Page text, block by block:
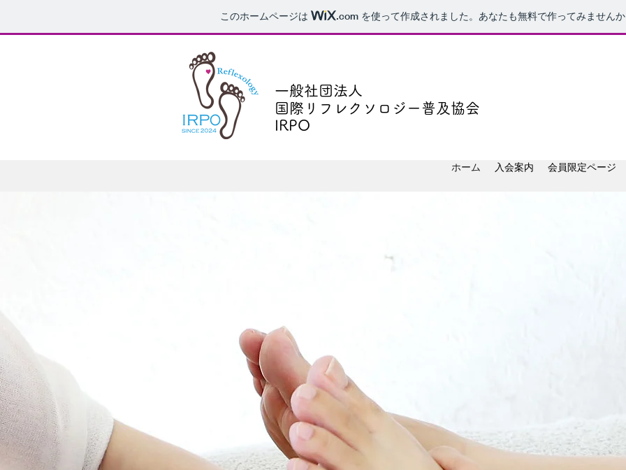
このホームページは .com を使って作成されました。あなたも無料で作ってみません
一般社団法人
国際リフレクソロジー普及協会
IRPO
ホーム 入会案内 会員限定ページ